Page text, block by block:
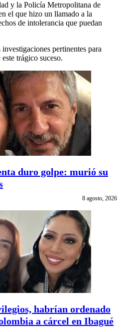
y la Policía Metropolitana de
el que hizo un llamado a la
de intolerancia que puedan
pertinentes para
trágico suceso.
duro golpe: murió su
8 agosto, 2026
habrían ordenado
a cárcel en Ibagué